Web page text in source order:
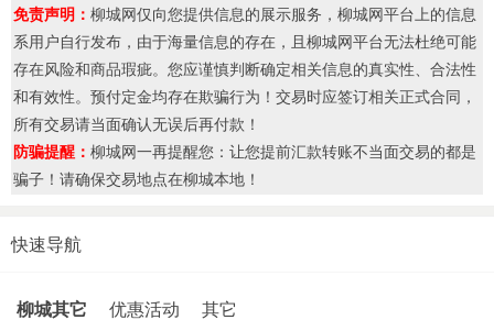
免责声明： 柳城网仅向您提供信息的展示服务，柳城网平台上的信息
系用户自行发布，由于海量信息的存在，且柳城网平台无法杜绝可能
存在风险和商品瑕疵。您应谨慎判断确定相关信息的真实性、合法性
和有效性。预付定金均存在欺骗行为！交易时应签订相关正式合同，
所有交易请当面确认无误后再付款！
防骗提醒： 柳城网一再提醒您：让您提前汇款转账不当面交易的都是
骗子！请确保交易地点在柳城本地！
快速导航
柳城其它 优惠活动 其它